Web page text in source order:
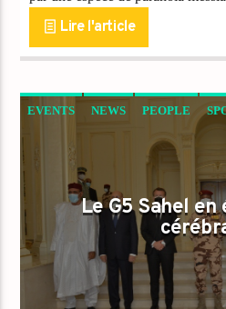
Lire l'article
EVENTS NEWS PEOPLE
Le G5 Sahel